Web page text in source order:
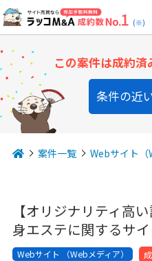
(※)
この案件は成約済
条件の近
案件一覧 Webサイト（
【オリジナリティ高
身エステに関するサイ
Webサイト （Webメディア）